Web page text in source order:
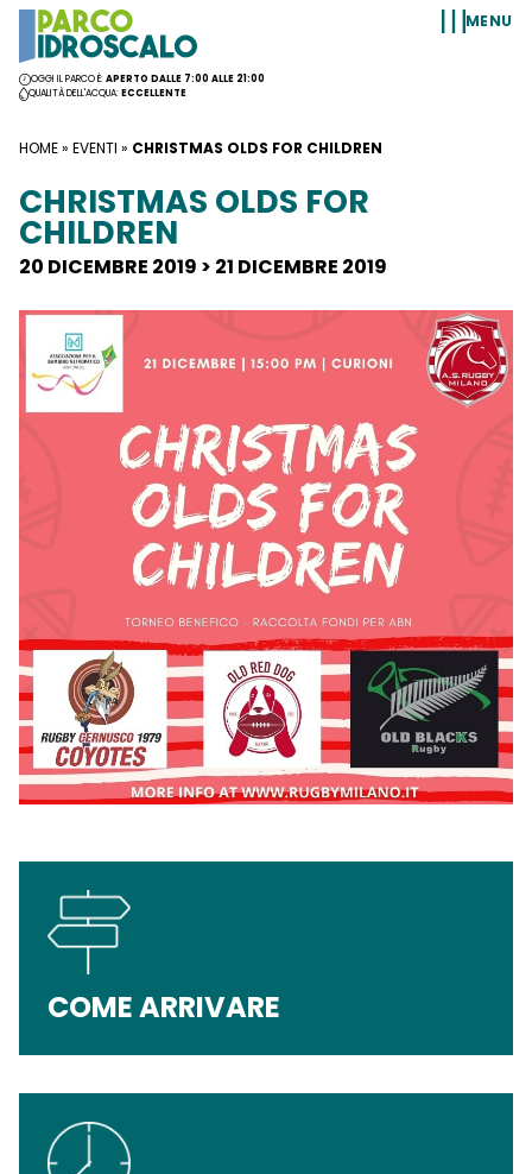
Vai al contenuto
OGGI IL PARCO È:APERTO DALLE 7:00 ALLE 21:00
QUALITÀ DELL'ACQUA:ECCELLENTE
MENU
HOME» EVENTI » CHRISTMAS OLDS FOR CHILDREN
CHRISTMAS OLDS FOR
CHILDREN
20 DICEMBRE 2019 > 21 DICEMBRE 2019
COME ARRIVARE